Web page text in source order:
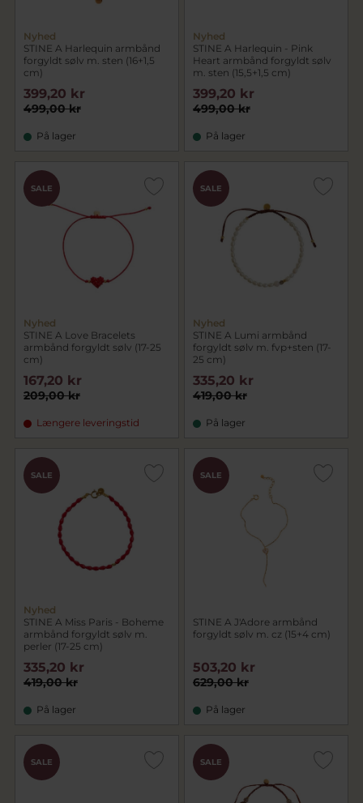
Nyhed
STINE A Harlequin armbånd
forgyldt sølv m. sten (16+1,5
cm)
499,00 kr
399,20 kr
På lager
Nyhed
STINE A Harlequin - Pink
Heart armbånd forgyldt sølv
m. sten (15,5+1,5 cm)
499,00 kr
399,20 kr
På lager
SALE
Nyhed
STINE A Love Bracelets
armbånd forgyldt sølv (17-25
cm)
209,00 kr
167,20 kr
Længere leveringstid
SALE
Nyhed
STINE A Lumi armbånd
forgyldt sølv m. fvp+sten (17-
25 cm)
419,00 kr
335,20 kr
På lager
SALE
Nyhed
STINE A Miss Paris - Boheme
armbånd forgyldt sølv m.
perler (17-25 cm)
419,00 kr
335,20 kr
På lager
SALE
STINE A J'Adore armbånd
forgyldt sølv m. cz (15+4 cm)
629,00 kr
503,20 kr
På lager
SALE SALE